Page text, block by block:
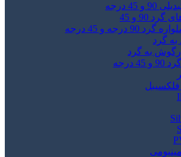
و 45 درجه
90 و 45
90 درجه و 45 درجه
به گرد
به گرد
درجه
فلکسیبل